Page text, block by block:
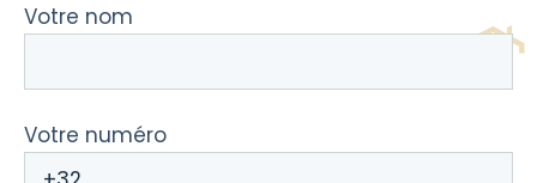
Votre nom
Votre numéro